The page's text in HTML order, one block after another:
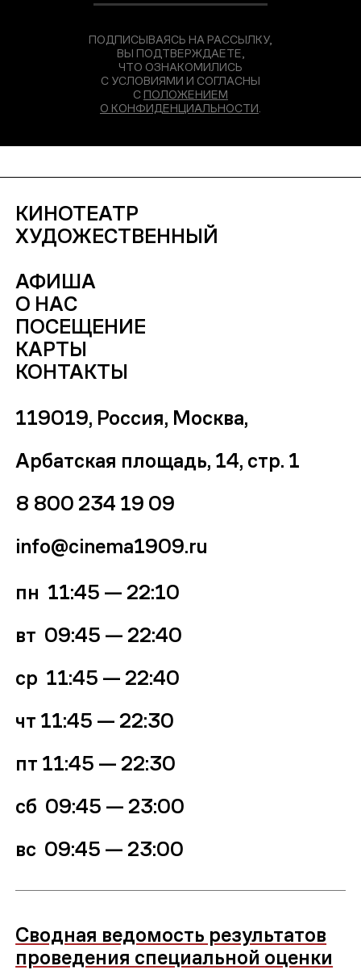
ПОДПИСЫВАЯСЬ НА РАССЫЛКУ,
ВЫ ПОДТВЕРЖДАЕТЕ,
ЧТО ОЗНАКОМИЛИСЬ
С УСЛОВИЯМИ И СОГЛАСНЫ
С ПОЛОЖЕНИЕМ
О КОНФИДЕНЦИАЛЬНОСТИ.
КИНОТЕАТР
ХУДОЖЕСТВЕННЫЙ
АФИША
О НАС
ПОСЕЩЕНИЕ
КАРТЫ
КОНТАКТЫ
119019, Россия, Москва,
Арбатская площадь, 14, стр. 1
8 800 234 19 09
info@cinema1909.ru
пн 11:45 — 22:10
вт 09:45 —22:40
ср 11:45 — 22:40
чт 11:45 — 22:30
пт 11:45 — 22:30
сб 09:45 — 23:00
вс 09:45 — 23:00
Сводная ведомость результатов
проведения специальной оценки